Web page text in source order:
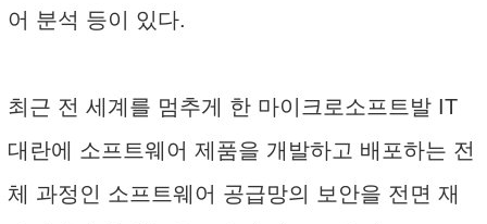
어 분석 등이 있다.
최근 전 세계를 멈추게 한 마이크로소프트발 IT
대란에 소프트웨어 제품을 개발하고 배포하는 전
체 과정인 소프트웨어 공급망의 보안을 전면 재